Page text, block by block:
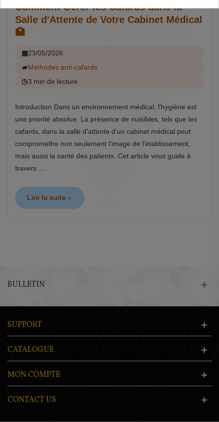
Comment Gérer les Cafards dans la
Salle d'Attente de Votre Cabinet Médical
🏥
23/05/2026
Méthodes anti-cafards
3 min de lecture
Introduction Dans un environnement médical, l'hygiène est
une priorité absolue. La présence de nuisibles, tels que les
cafards, dans la salle d'attente d'un cabinet médical peut
compromettre non seulement l'image de l'établissement,
mais aussi la santé des patients. Cet article vous guide à
travers ...
Lire la suite
BULLETIN
SUPPORT
CATALOGUE
MON COMPTE
CONTACT US